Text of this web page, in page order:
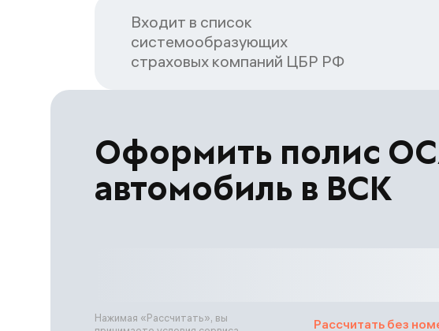
Входит в список
системообразующих
страховых компаний ЦБP РФ
Оформить полис
автомобиль в ВСК
Рассчитать без
Нажимая «Рассчитать», вы